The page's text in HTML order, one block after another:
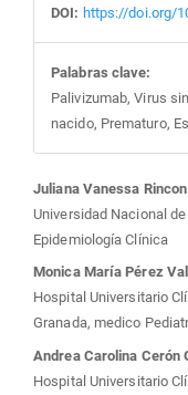
DOI: https://doi.org/
Palabras clave:
Palivizumab, Virus
nacido, Prematuro,
del
Juliana Vanessa
Universidad Nacional
Epidemiología Clínica
Monica María Pérez
Hospital Universitario
Granada, medico
Andrea Carolina Cerón
Hospital Universitario